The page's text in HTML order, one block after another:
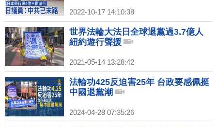
2022-10-17 14:10:38
世界法輪大法日全球退黨過3.7億人
紐約遊行聲援
2021-05-14 13:28:42
法輪功425反迫害25年 台政要感佩挺
中國退黨潮
2024-04-28 07:35:26